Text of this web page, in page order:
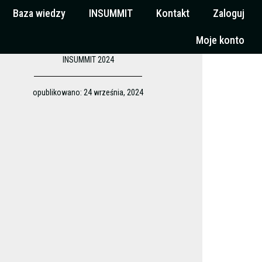
Baza wiedzy INSUMMIT Kontakt Zaloguj
Moje konto
INSUMMIT 2024
opublikowano: 24 września, 2024